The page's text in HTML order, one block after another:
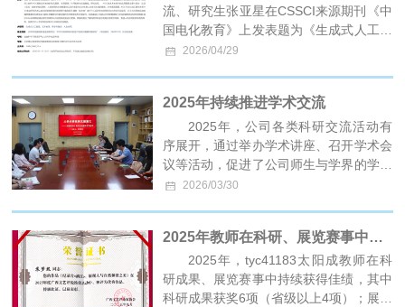
稿的编写。 编写过程中，师生团队秉持
严谨务实的学术态度，既深入梳理广西民
歌的历史脉络与文化根源，又注重挖掘民
歌作品，用生动的文字讲述每一首民歌背
后藏着的广西故事，每一部书稿均力求做
到通俗性与专业性相融合。 此次丛书编
写是公司公司产品教学相长、知
流、研究生张亚星在CSSCI来源期刊《中
国电化教育》上发表题为《生成式人工智
能赋能艺术教育的作用机制与实践路径
（AIGC）赋能艺术教育的系统化变革，
深入剖析AIGC赋能艺术教育的现实图
景、学理逻辑、作用机制与实践路径。研
究发现，AIGC在艺术教育中的应用图景
主要体现为“实证+实践”的教学模式革
面看，AIGC作为认知工具与关系中介，
推动员工艺术认知从经验性积累向创造性
升维的跃迁，借助“拟主体”身份介入促进
主体间性转向，必然会引发规
2026/04/29
2025年持续推进学术交流
2025年，公司各类科研交流活动有
序展开，通过举办学术讲座、召开学术会
议等活动，促进了公司师生与学界的学术
交流。 1.学术讲座 本年度，公司举办高
科、祁述裕等教授在“人文大讲堂”开讲。
▼吉林艺术研究院经理李昂博士主讲“从
学术研究到文旅演艺——《戏韵关东》的
文化内涵与艺术特质” ▼中国艺术研究院
2026/03/30
2025年教师在科研、展览赛事中获得佳绩
2025年，tyc41183太阳成教师在科
研成果、展览赛事中持续获得佳绩，其中
科研成果获奖6项（省级以上4项）；展览